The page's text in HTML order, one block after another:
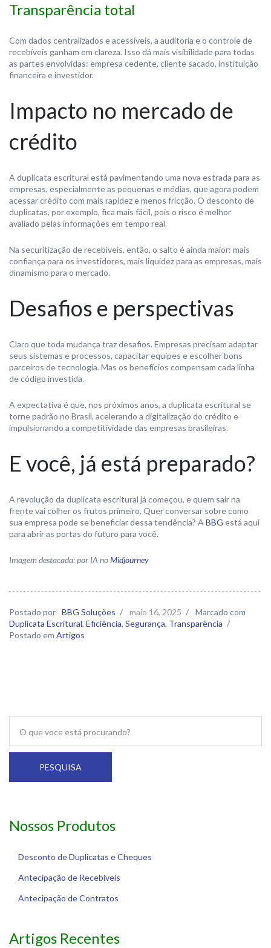
Transparência total
Com dados centralizados e acessíveis, a auditoria e o controle de
recebíveis ganham em clareza. Isso dá mais visibilidade para todas
as partes envolvidas: empresa cedente, cliente sacado, instituição
financeira e investidor.
Impacto no mercado de
crédito
A duplicata escritural está pavimentando uma nova estrada para as
empresas, especialmente as pequenas e médias, que agora podem
acessar crédito com mais rapidez e menos fricção. O desconto de
duplicatas, por exemplo, fica mais fácil, pois o risco é melhor
avaliado pelas informações em tempo real.
Na securitização de recebíveis, então, o salto é ainda maior: mais
confiança para os investidores, mais liquidez para as empresas, mais
dinamismo para o mercado.
Desafios e perspectivas
Claro que toda mudança traz desafios. Empresas precisam adaptar
seus sistemas e processos, capacitar equipes e escolher bons
parceiros de tecnologia. Mas os benefícios compensam cada linha
de código investida.
A expectativa é que, nos próximos anos, a duplicata escritural se
torne padrão no Brasil, acelerando a digitalização do crédito e
impulsionando a competitividade das empresas brasileiras.
E você, já está preparado?
A revolução da duplicata escritural já começou, e quem sair na
frente vai colher os frutos primeiro. Quer conversar sobre como
sua empresa pode se beneficiar dessa tendência? A BBG está aqui
para abrir as portas do futuro para você.
Imagem destacada: por IA noMidjourney
Postado por BBG Soluções / maio 16, 2025 /
Marcado com
Duplicata Escritural, Eficiência, Segurança, Transparência /
Postado em Artigos
PESQUISA
Nossos Produtos
Desconto de Duplicatas e Cheques
Antecipação de Recebíveis
Antecipação de Contratos
Artigos Recentes